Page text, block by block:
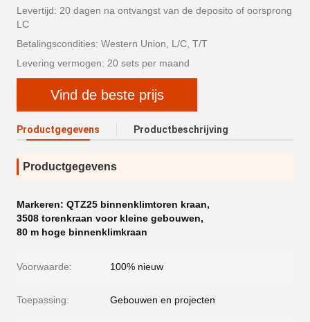
Levertijd: 20 dagen na ontvangst van de deposito of oorsprong
LC
Betalingscondities: Western Union, L/C, T/T
Levering vermogen: 20 sets per maand
Vind de beste prijs
Productgegevens Productbeschrijving
Productgegevens
Markeren: QTZ25 binnenklimtoren kraan,
3508 torenkraan voor kleine gebouwen,
80 m hoge binnenklimkraan
Voorwaarde: 100% nieuw
Toepassing: Gebouwen en projecten